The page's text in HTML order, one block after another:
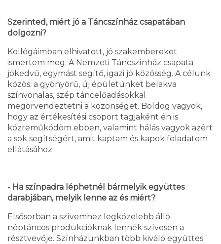
Szerinted, miért jó a Táncszínház csapatában
dolgozni?
Kollégáimban elhivatott, jó szakembereket
ismertem meg. A Nemzeti Táncszínház csapata
jókedvű, egymást segítő, igazi jó közösség. A célunk
közös: a gyönyörű, új épületünket belakva
színvonalas, szép táncelőadásokkal
megörvendeztetni a közönséget. Boldog vagyok,
hogy az értékesítési csoport tagjaként én is
közreműködöm ebben, valamint hálás vagyok azért
a sok segítségért, amit kaptam és kapok feladatom
ellátásához.
- Ha színpadra léphetnél bármelyik együttes
darabjában, melyik lenne az és miért?
Elsősorban a szívemhez legközelebb álló
néptáncos produkcióknak lennék szívesen a
résztvevője. Színházunkban több kiváló együttes